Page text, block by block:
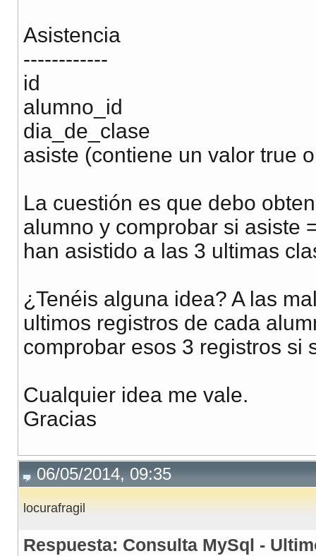
Asistencia
------------
id
alumno_id
dia_de_clase
asiste (contiene un valor true
La cuestión es que debo
alumno y comprobar si asiste
han asistido a las 3 ultimas
¿Tenéis alguna idea? A las
ultimos registros de cada
comprobar esos 3 registros si
Cualquier idea me vale.
Gracias
06/05/2014, 09:35
locurafragil
Respuesta: Consulta MySql -